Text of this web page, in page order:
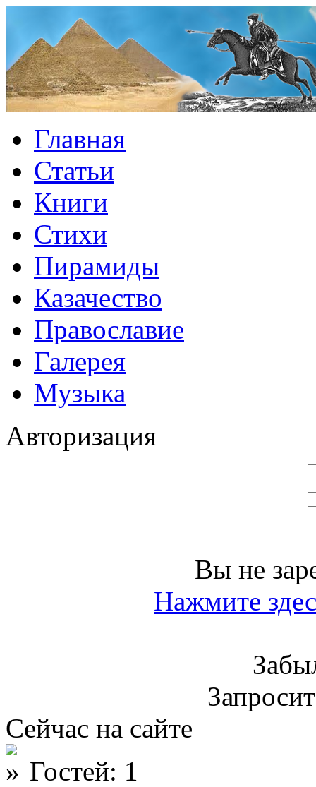
Главная
Статьи
Книги
Стихи
Пирамиды
Казачество
Православие
Галерея
Музыка
Авторизация
Вы не
Нажмите
Сейчас на сайте
Гостей: 1